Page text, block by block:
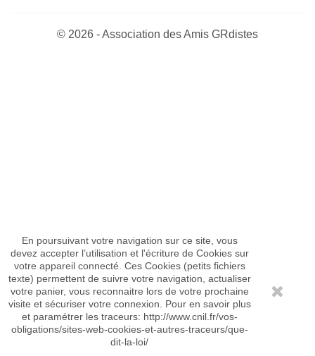
En poursuivant votre navigation sur ce site, vous
devez accepter l’utilisation et l'écriture de Cookies sur
votre appareil connecté. Ces Cookies (petits fichiers
texte) permettent de suivre votre navigation, actualiser
votre panier, vous reconnaitre lors de votre prochaine
visite et sécuriser votre connexion. Pour en savoir plus
et paramétrer les traceurs: http://www.cnil.fr/vos-
obligations/sites-web-cookies-et-autres-traceurs/que-
dit-la-loi/
© 2026 - Association des Amis GRdistes